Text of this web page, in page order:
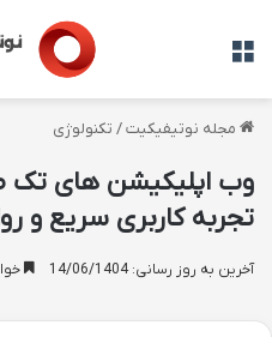
مجله نوتیفیکیت/ تکنولوژی
تجربه کاربری سریع و
آخرین به روز رسانی: 14/06/1404